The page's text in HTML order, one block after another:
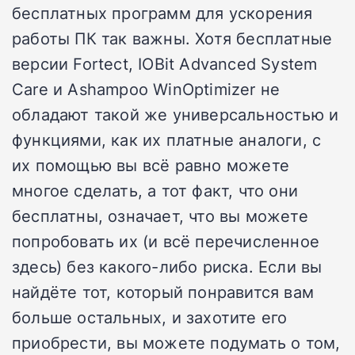
бесплатных программ для ускорения
работы ПК так важны. Хотя бесплатные
версии Fortect, IOBit Advanced System
Care и Ashampoo WinOptimizer не
обладают такой же универсальностью и
функциями, как их платные аналоги, с
их помощью вы всё равно можете
многое сделать, а тот факт, что они
бесплатны, означает, что вы можете
попробовать их (и всё перечисленное
здесь) без какого-либо риска. Если вы
найдёте тот, который понравится вам
больше остальных, и захотите его
приобрести, вы можете подумать о том,